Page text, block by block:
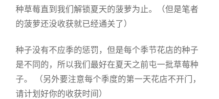
种草莓直到我们解锁夏天的菠萝为止。（但是笔者
的菠萝还没收获就已经通关了）
种子没有不应季的惩罚，但是每个季节花店的种子
是不同的，所以我们最好在夏天之前屯一批草莓种
子。 （另外要注意每个季度的第一天花店不开门，
请计划好你的收获时间）